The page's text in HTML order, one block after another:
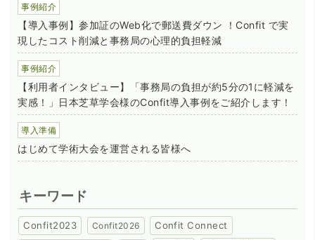
事例紹介
【導入事例】参加証のWeb化で郵送費ダウン ！Confit で実
現したコスト削減と事務局の心理的負担軽減
事例紹介
【利用者インタビュー】「事務局の負担が約5分の1に軽減を
実感！」日本芝草学会様のConfit導入事例をご紹介します！
導入準備
はじめて学術大会を運営される皆様へ
キーワード
Confit2023 Confit2026 Confit Connect